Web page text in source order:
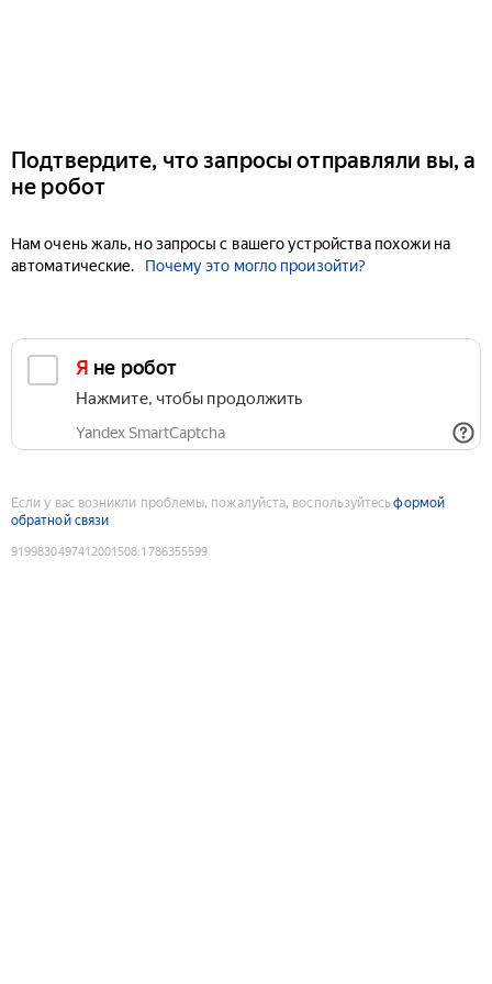
Подтвердите, что запросы отправляли вы, а
не робот
Нам очень жаль, но запросы с вашего устройства похожи на
автоматические.
Почему это могло произойти?
Я не робот
Нажмите, чтобы продолжить
Yandex SmartCaptcha
Если у вас возникли проблемы, пожалуйста, воспользуйтесьформой
обратной связи
9199830497412001508:1786355599